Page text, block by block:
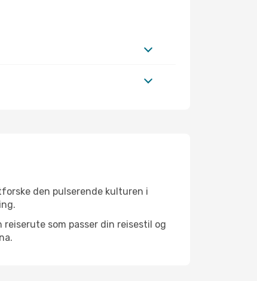
den pulserende kulturen i
som passer din reisestil og